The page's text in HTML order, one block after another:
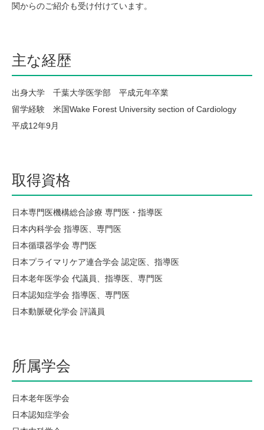
関からのご紹介も受け付けています。
主な経歴
出身大学 千葉大学医学部 平成元年卒業
留学経験 米国Wake Forest University section of Cardiology
平成12年9月
取得資格
日本専門医機構総合診療 専門医・指導医
日本内科学会 指導医、専門医
日本循環器学会 専門医
日本プライマリケア連合学会 認定医、指導医
日本老年医学会 代議員、指導医、専門医
日本認知症学会 指導医、専門医
日本動脈硬化学会 評議員
所属学会
日本老年医学会
日本認知症学会